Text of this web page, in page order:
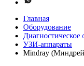
Главная
Оборудование
Диагностическое
УЗИ-аппараты
Mindray